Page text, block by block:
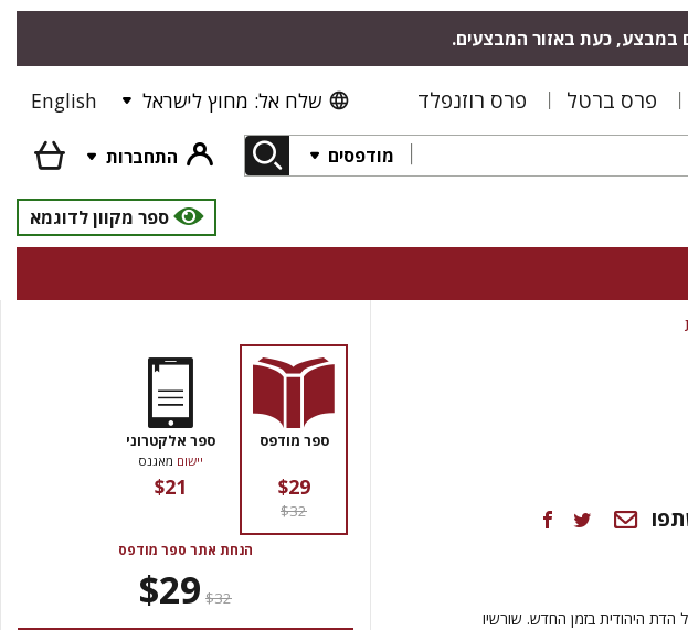
במבצע, כעת באזור המבצעים.
פרס ברטל פרס רוזנפלד שלח אל: מחוץ לישראל English
מודפסים
התחברות
ספר מקוון לדוגמא
היהודית בזמן החדש. שורשיו
ספר מודפס
$29
$32
ספר אלקטרוני
יישום מאגנס
$21
הנחת אתר ספר מודפס
$32
$29